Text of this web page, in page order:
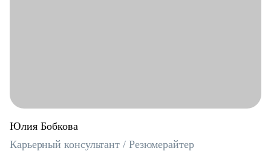
Юлия Бобкова
Карьерный консультант / Резюмерайтер